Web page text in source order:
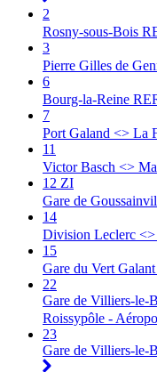
2
Rosny-sous-Bois
3
Pierre Gilles de
6
Bourg-la-Reine
7
Port Galand <> La
11
Victor Basch <>
12 ZI
Gare de
14
Division Leclerc
15
Gare du Vert
22
Gare de Villiers-le-
Roissypôle -
23
Gare de Villiers-le-